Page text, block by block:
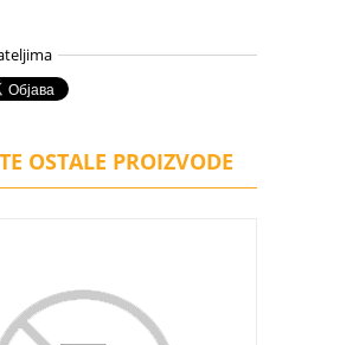
OSTALE PROIZVODE